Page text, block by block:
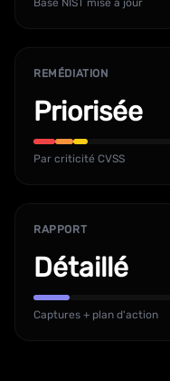
Base NIST mise à jour
REMÉDIATION
Priorisée
Par criticité CVSS
RAPPORT
Détaillé
Captures + plan d'action